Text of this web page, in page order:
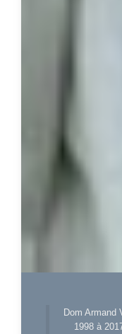
Dom Armand
1998 à